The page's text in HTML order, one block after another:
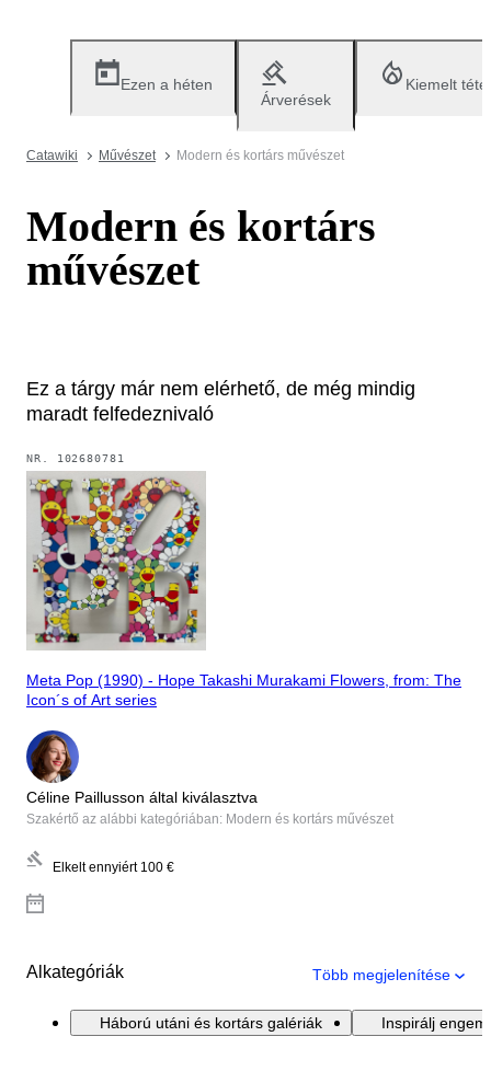
Ezen a héten
Árverések
Kiemelt
Catawiki Művészet Modern és kortárs művészet
Modern és kortárs
művészet
Ez a tárgy már nem elérhető, de még mindig
maradt felfedeznivaló
NR. 102680781
Meta Pop (1990) - Hope Takashi Murakami Flowers, from: The
Icon´s of Art series
Céline Paillusson által kiválasztva
Szakértő az alábbi kategóriában: Modern és kortárs művészet
Elkelt ennyiért 100 €
Alkategóriák Több megjelenítése
Háború utáni és kortárs galériák Inspirálj engem